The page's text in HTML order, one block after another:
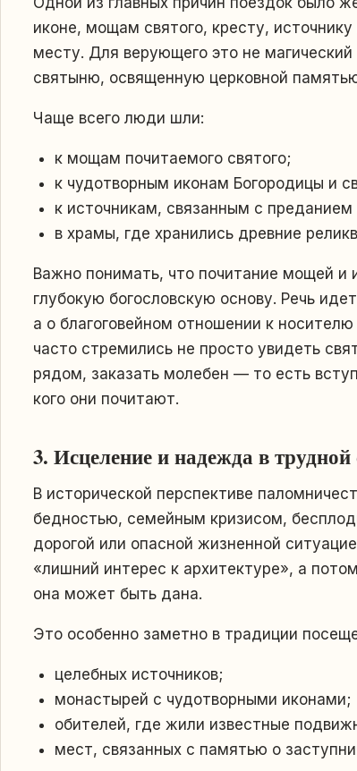
иконе, мощам святого, кресту,
месту. Для верующего это не
святыню, освященную церковной
Чаще всего люди шли:
к мощам почитаемого святого;
к чудотворным иконам Богородицы и
к источникам, связанным с преданием
в храмы, где хранились древние
Важно понимать, что почитание мощей и
глубокую богословскую основу. Речь
а о благоговейном отношении к
часто стремились не просто увидеть
рядом, заказать молебен — то есть
кого они почитают.
3. Исцеление и надежда в
В исторической перспективе
бедностью, семейным кризисом,
дорогой или опасной жизненной
«лишний интерес к архитектуре», а
она может быть дана.
Это особенно заметно в традиции
целебных источников;
монастырей с чудотворными иконами;
обителей, где жили известные
мест, связанных с памятью о